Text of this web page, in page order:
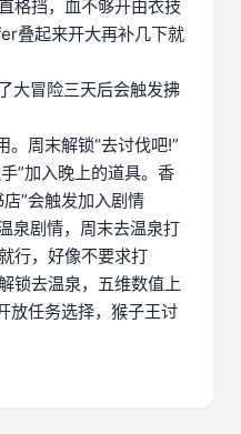
格挡，血不够开由衣技
叠起来开大再补几下就
大冒险三天后会触发拂
。周末解锁“去讨伐吧!”
”加入晚上的道具。香
”会触发加入剧情
泉剧情，周末去温泉打
行，好像不要求打
锁去温泉，五维数值上
放任务选择，猴子王讨